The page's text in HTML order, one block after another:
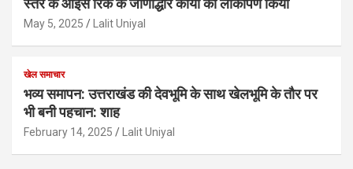
स्तर के आइस रिंक के जीर्णोद्धार कार्यों का लोकार्पण किया
May 5, 2025 Lalit Uniyal
खेल समाचार
भव्य समापन: उत्तराखंड की देवभूमि के साथ खेलभूमि के तौर पर
भी बनी पहचान: शाह
February 14, 2025 Lalit Uniyal